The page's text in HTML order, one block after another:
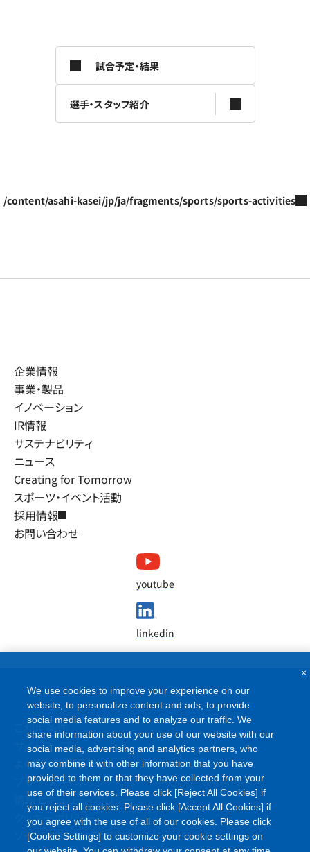
試合予定・結果
選手・スタッフ紹介
/content/asahi-kasei/jp/ja/fragments/sports/sports-activities
企業情報
事業・製品
イノベーション
IR情報
サステナビリティ
ニュース
Creating for Tomorrow
スポーツ・イベント活動
採用情報
お問い合わせ
youtube
linkedin
ご利用条件
サイトマップ
よくあるご質問
プライバシーポリシー
情報セキュリティポリシー
クッキーポリシー
ソーシャルメディアポリシー
We use cookies to improve your experience on our
website, to personalize content and ads, to provide
social media features and to analyze our traffic. We
share information about your use of our website with our
social media, advertising and analytics partners, who
may combine it with other information that you have
provided to them or that they have collected from your
use of their services. Please click [Reject All Cookies] if
you reject all cookies. Please click [Accept All Cookies] if
you agree with the use of all of our cookies. Please click
[Cookie Settings] to customize your cookie settings on
×